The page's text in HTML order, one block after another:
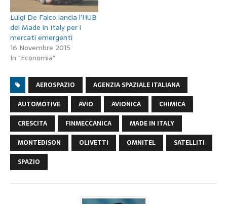
Luigi De Falco lancia l’HUB
del Made in Italy per i
mercati emergenti
16 Novembre 2015
In "Economia"
AEROSPAZIO
AGENZIA SPAZIALE ITALIANA
AUTOMOTIVE
AVIO AVIONICA
CHIMICA
CRESCITA
FINMECCANICA
MADE IN ITALY
MONTEDISON
OLIVETTI OMNITEL
SATELLITI
SPAZIO